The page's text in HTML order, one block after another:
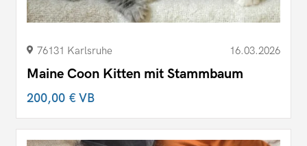
76131 Karlsruhe 16.03.2026
Maine Coon Kitten mit Stammbaum
200,00 €VB